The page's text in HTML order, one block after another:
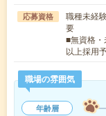
応募資格
職種未経
要
■無資格
以上採用
職場の雰囲気
年齢層